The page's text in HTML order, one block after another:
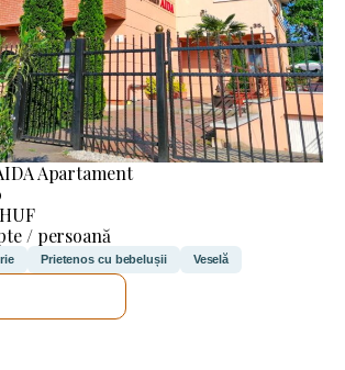
Apartament
/ persoană
Prietenos cu bebelușii Veselă